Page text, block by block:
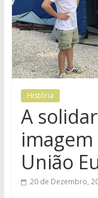
História
A
União
20 de Dezembro,